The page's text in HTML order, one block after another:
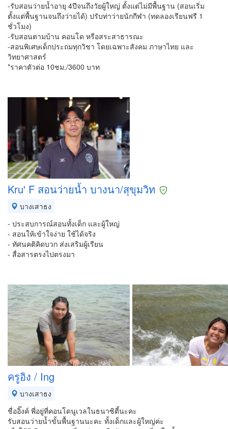
-รับสอนว่ายน้ำอายุ 4ปีจนถึงวัยผู้ใหญ่ ตั้งแต่ไม่มีพื้นฐาน (สอนเริ่ม
ตั้งแต่พื้นฐานจนถึงว่ายได้) ปรับท่าว่ายนักกีฬา (ทดลองเรียนฟรี 1
ชั่วโมง)
-รับสอนตามบ้าน คอนโด หรือสระสาธารณะ
-สอนพิเศษเด็กประถมทุกวิชา โดยเฉพาะสังคม ภาษาไทย และ
วิทยาศาสตร์
*ราคาตัวต่อ 10ชม./3600 บาท
Kru' F สอนว่ายน้ำ บางนา/สุขุมวิท
บางเสาธง
- ประสบการณ์สอนทั้งเด็ก และผู้ใหญ่
- สอนให้เข้าใจง่าย ใช้ได้จริง
- ทัศนคติคิดบวก ส่งเสริมผู้เรียน
- สื่อสารตรงไปตรงมา
ครูอิง / Ing
บางเสาธง
ชื่ออิ๊งค์ พี่อยู่ที่คอนโดนูเวลในธนาซิตี้นะคะ
รับสอนว่ายน้ำขั้นพื้นฐานนะคะ ทั้งเด็กและผู้ใหญ่ค่ะ